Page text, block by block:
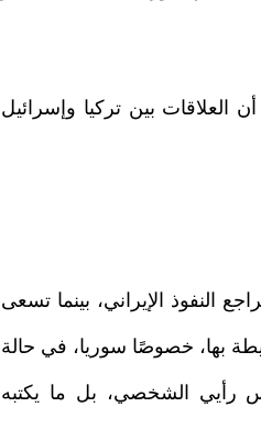
العلاقات بين تركيا وإسرائيل
النفوذ الإيراني، بينما تسعى
بها، خصوصًا سوريا، في حالة
رأيي الشخصي، بل ما يكتبه